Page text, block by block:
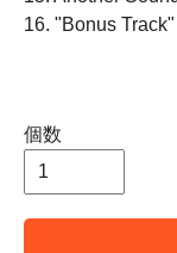
16. "Bonus
個数